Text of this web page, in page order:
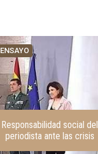
ENSAYO
Responsabilidad social del
periodista ante las crisis